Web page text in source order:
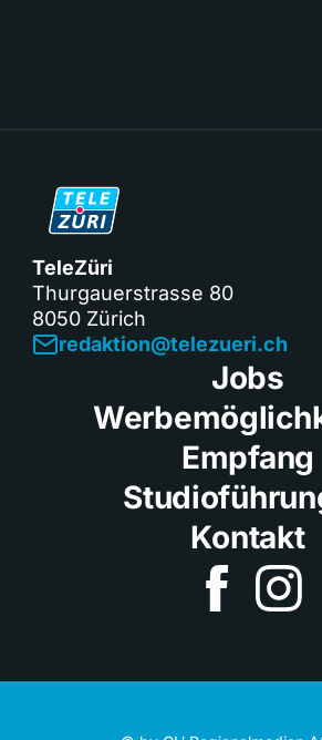
TeleZüri
Thurgauerstrasse 80
8050 Zürich
redaktion@telezueri.ch
Jobs
Empfang
Kontakt